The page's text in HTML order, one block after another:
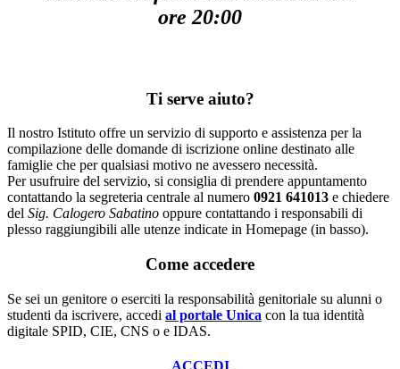
ore 20:00
Ti serve aiuto?
Il nostro Istituto offre un servizio di supporto e assistenza per la
compilazione delle domande di iscrizione online destinato alle
famiglie che per qualsiasi motivo ne avessero necessità.
Per usufruire del servizio, si consiglia di prendere appuntamento
contattando la segreteria centrale al numero 0921 641013 e chiedere
del Sig. Calogero Sabatino oppure contattando i responsabili di
plesso raggiungibili alle utenze indicate in Homepage (in basso).
Come accedere
Se sei un genitore o eserciti la responsabilità genitoriale su alunni o
studenti da iscrivere, accedi al portale Unica con la tua identità
digitale SPID, CIE, CNS o e IDAS.